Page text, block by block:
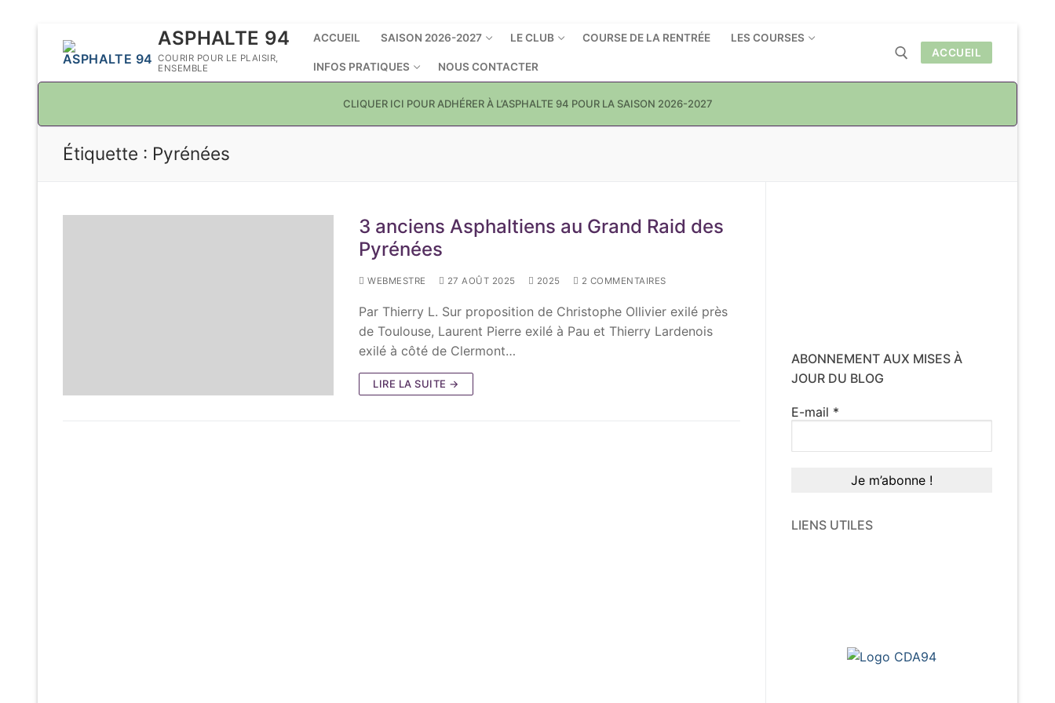
ASPHALTE 94
COURIR POUR LE PLAISIR,
ENSEMBLE
ACCUEIL SAISON 2026-2027 LE CLUB COURSE DE LA RENTRÉE LES COURSES
INFOS PRATIQUES NOUS CONTACTER
ACCUEIL
CLIQUER ICI POUR ADHÉRER À L’ASPHALTE 94 POUR LA SAISON 2026-2027
Étiquette : Pyrénées
3 anciens Asphaltiens au Grand Raid des
Pyrénées
WEBMESTRE 27 AOÛT 2025 2025 2 COMMENTAIRES
Par Thierry L. Sur proposition de Christophe Ollivier exilé près
de Toulouse, Laurent Pierre exilé à Pau et Thierry Lardenois
exilé à côté de Clermont…
LIRE LA SUITE →
ABONNEMENT AUX MISES À
JOUR DU BLOG
E-mail *
LIENS UTILES